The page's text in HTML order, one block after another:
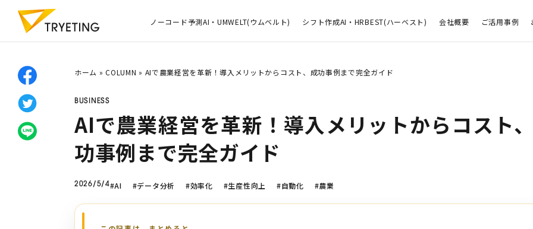
ノーコード予測AI・UMWELT(ウムベルト) シフト作成AI・HRBEST(ハーベスト) 会社概要 ご活用事例
ホーム »COLUMN » AIで農業経営を革新！導入メリットからコスト、成功事例まで完全ガイド
BUSINESS
AIで農業経営を革新！導入メリットからコスト
功事例まで完全ガイド
2026/5/4#AI #データ分析 #効率化 #生産性向上 #自動化 #農業